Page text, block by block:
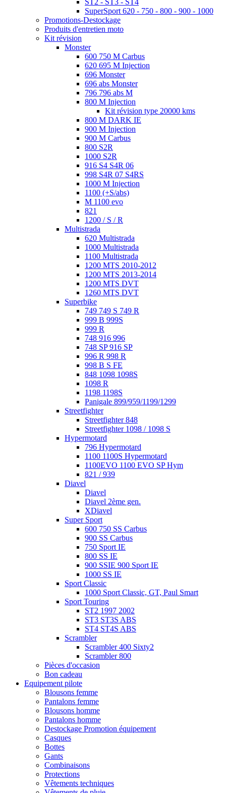
ST2 - ST3 - ST4
SuperSport 620 - 750 - 800 - 900 - 1000
Promotions-Destockage
Produits d'entretien moto
Kit révision
Monster
600 750 M Carbus
620 695 M Injection
696 Monster
696 abs Monster
796 796 abs M
800 M Injection
Kit révision type 20000 kms
800 M DARK IE
900 M Injection
900 M Carbus
800 S2R
1000 S2R
916 S4 S4R 06
998 S4R 07 S4RS
1000 M Injection
1100 (+S/abs)
M 1100 evo
821
1200 / S / R
Multistrada
620 Multistrada
1000 Multistrada
1100 Multistrada
1200 MTS 2010-2012
1200 MTS 2013-2014
1200 MTS DVT
1260 MTS DVT
Superbike
749 749 S 749 R
999 B 999S
999 R
748 916 996
748 SP 916 SP
996 R 998 R
998 B S FE
848 1098 1098S
1098 R
1198 1198S
Panigale 899/959/1199/1299
Streetfighter
Streetfighter 848
Streetfighter 1098 / 1098 S
Hypermotard
796 Hypermotard
1100 1100S Hypermotard
1100EVO 1100 EVO SP Hym
821 / 939
Diavel
Diavel
Diavel 2ème gen.
XDiavel
Super Sport
600 750 SS Carbus
900 SS Carbus
750 Sport IE
800 SS IE
900 SSIE 900 Sport IE
1000 SS IE
Sport Classic
1000 Sport Classic, GT, Paul Smart
Sport Touring
ST2 1997 2002
ST3 ST3S ABS
ST4 ST4S ABS
Scrambler
Scrambler 400 Sixty2
Scrambler 800
Pièces d'occasion
Bon cadeau
Equipement pilote
Blousons femme
Pantalons femme
Blousons homme
Pantalons homme
Destockage Promotion équipement
Casques
Bottes
Gants
Combinaisons
Protections
Vêtements techniques